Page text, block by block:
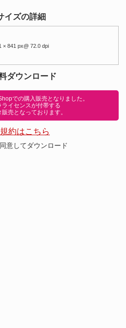
イズの詳細
× 841 px@ 72.0 dpi
ダウンロード
での購入販売となりました。
ライセンスが付帯する
売となっております。
約はこちら
意してダウンロード